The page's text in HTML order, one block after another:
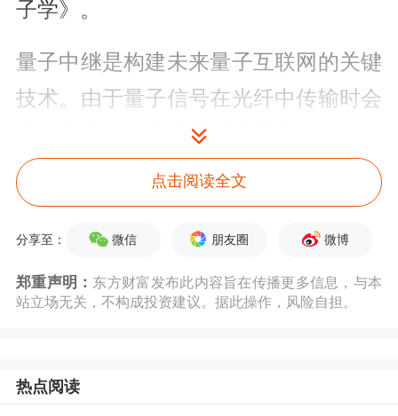
子学》。
量子中继是构建未来量子互联网的关键
技术。由于量子信号在光纤中传输时会
快速衰减，科学家通过量子中继将长距
离信道分解为多段短程链路，分段建立
物质纠缠态后再连接，从而克服光纤信
道中的指数级损耗。
据介绍，多模式量子中继方案成功结合
点击阅读全文
分享至： 微信 朋友圈 微博
郑重声明： 东方财富发布此内容旨在传播更多信息，与本
站立场无关，不构成投资建议。据此操作，风险自担。
热点阅读